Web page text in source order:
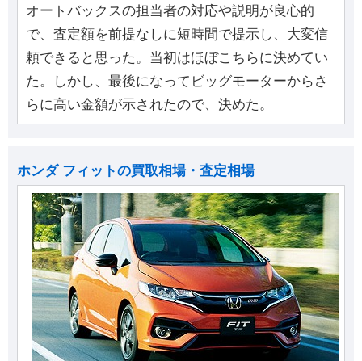
オートバックスの担当者の対応や説明が良心的
で、査定額を前提なしに短時間で提示し、大変信
頼できると思った。当初はほぼこちらに決めてい
た。しかし、最後になってビッグモーターからさ
らに高い金額が示されたので、決めた。
ホンダ フィットの買取相場・査定相場